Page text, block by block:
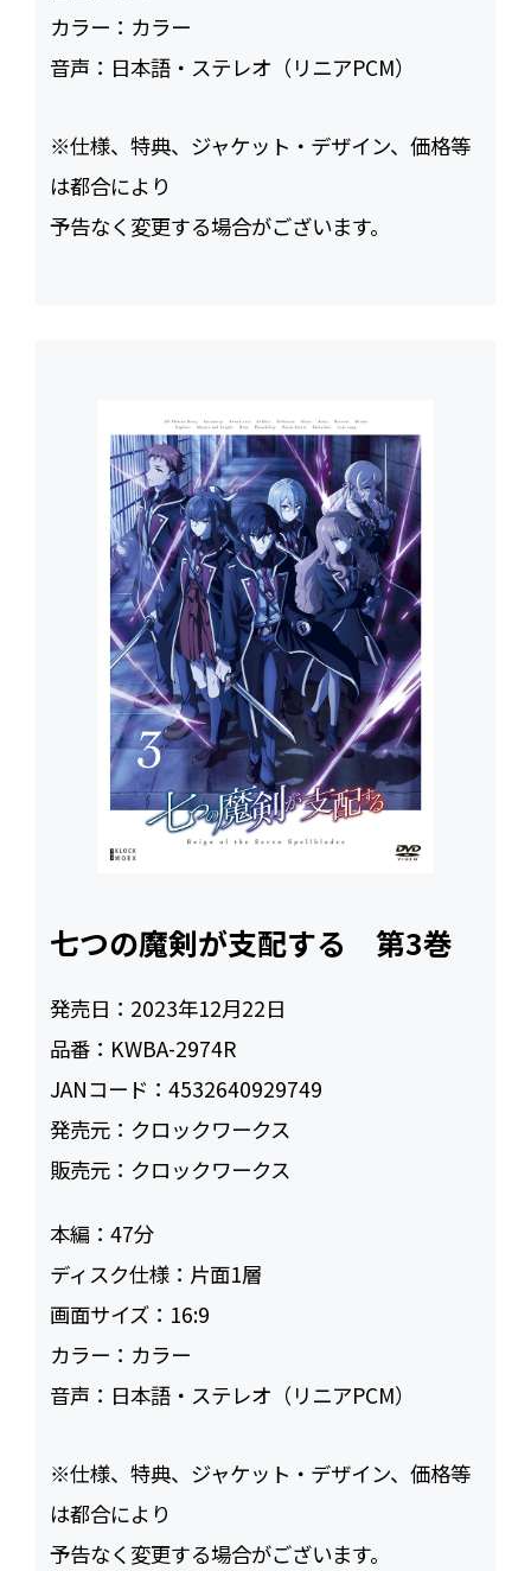
カラー： カラー
音声： 日本語・ステレオ（リニアPCM）
※仕様、特典、ジャケット・デザイン、価格等
は都合により
予告なく変更する場合がございます。
七つの魔剣が支配する 第3巻
発売日： 2023年12月22日
品番： KWBA-2974R
JANコード：4532640929749
発売元： クロックワークス
販売元： クロックワークス
本編：47
ディスク仕様： 片面1層
画面サイズ： 16:9
カラー： カラー
音声： 日本語・ステレオ（リニアPCM）
※仕様、特典、ジャケット・デザイン、価格等
は都合により
予告なく変更する場合がございます。